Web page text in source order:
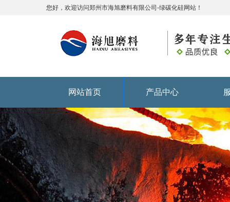
您好，欢迎访问郑州市海旭磨料有限公司-绿碳化硅网站！
网站首页 产品中心